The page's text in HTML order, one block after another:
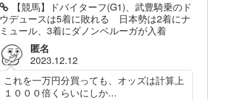
【競馬】ドバイターフ(G1)、武豊騎乗のド
ウデュースは5着に敗れる 日本勢は2着にナ
ミュール、3着にダノンベルーガが入着
匿名
2023.12.12
これを一万円分買っても、オッズは計算上
１０００倍くらいにしか...